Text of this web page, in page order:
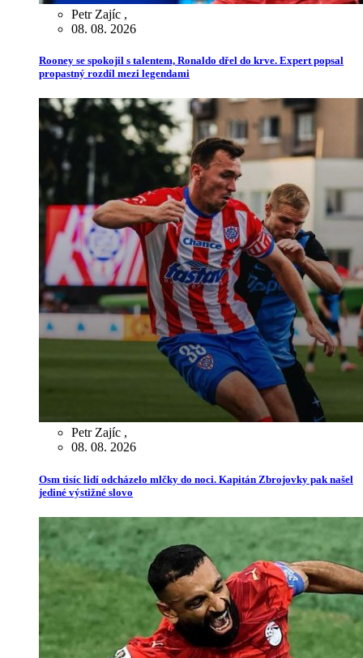
Petr Zajíc ,
08. 08. 2026
Rooney se spokojil s talentem, Ronaldo dřel do krve. Expert popsal
propastný rozdíl mezi legendami
Petr Zajíc ,
08. 08. 2026
Osm tisíc lidí odcházelo mlčky do noci. Kapitán Zbrojovky pak našel
jediné výstižné slovo